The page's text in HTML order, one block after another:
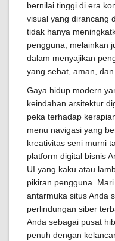
bernilai tinggi di era
visual yang dirancang
tidak hanya
pengguna, melainkan
dalam menyajikan
yang sehat, aman,
Gaya hidup modern
keindahan arsitektur
peka terhadap
menu navigasi yang
kreativitas seni murni
platform digital bisnis
UI yang kaku atau
pikiran pengguna.
antarmuka situs Anda
perlindungan siber
Anda sebagai pusat
penuh dengan